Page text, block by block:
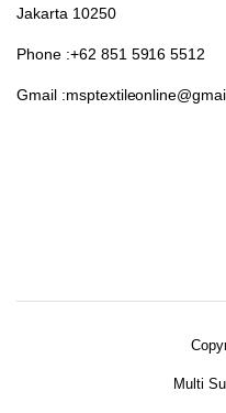
Jakarta 10250
Phone :+62 851 5916 5512
Gmail
Multi